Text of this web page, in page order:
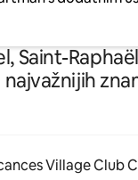
Saint-
najvažnijih
Village Club